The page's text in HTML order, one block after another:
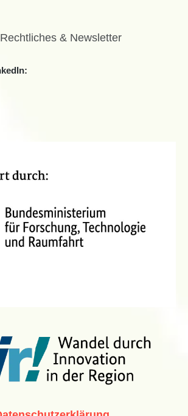
Rechtliches & Newsletter